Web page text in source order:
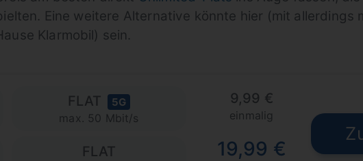
Eine weitere Alternative könnte hier (mit allerdings
Klarmobil) sein.
FLAT 5G
max. 50 Mbit/s
FLAT
9,99 €
einmalig
19,99 €